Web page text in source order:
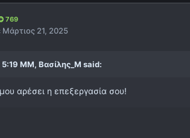
769
Μάρτιος 21, 2025
5:19 ΜΜ, Βασίλης_Μ said:
αρέσει η επεξεργασία σου!